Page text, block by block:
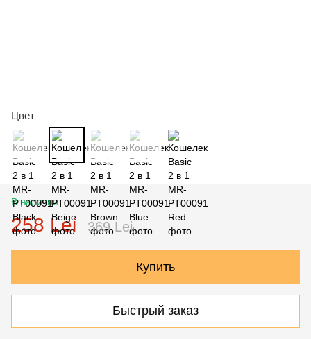
Цвет
В наличии
258 Lei 369 Lei
Купить
Быстрый заказ